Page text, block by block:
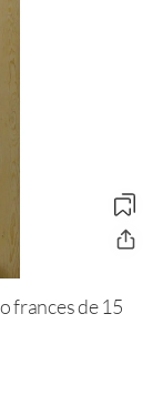
frances de 15